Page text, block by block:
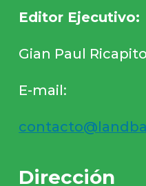
Editor Ejecutivo:
Gian Paul Ricapito
E-mail:
Dirección